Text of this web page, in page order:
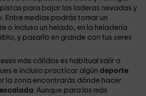
para bajar las laderas nevadas y
Entre medias podrás tomar un
o incluso un helado, en la heladería
y pasarlo en grande con tus seres
más cálidos es habitual salir a
e incluso practicar algún deporte
la zona encontrarás dónde hacer
escalada. Aunque para los más